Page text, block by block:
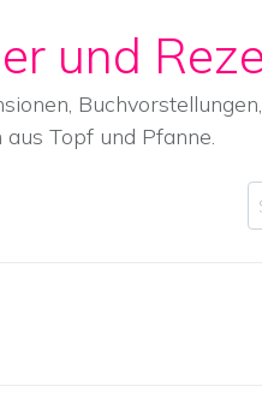
und
Topf und Pfanne.